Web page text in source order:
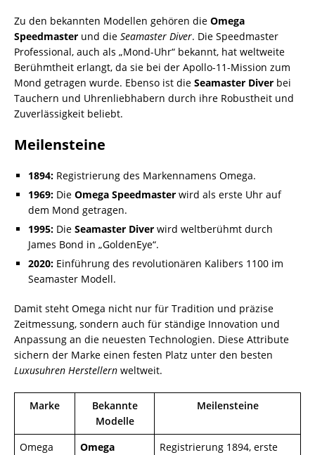
Zu den bekannten Modellen gehören die Omega
Speedmaster und die Seamaster Diver. Die Speedmaster
Professional, auch als „Mond-Uhr“ bekannt, hat weltweite
Berühmtheit erlangt, da sie bei der Apollo-11-Mission zum
Mond getragen wurde. Ebenso ist die Seamaster Diver bei
Tauchern und Uhrenliebhabern durch ihre Robustheit und
Zuverlässigkeit beliebt.
Meilensteine
1894: Registrierung des Markennamens Omega.
1969: Die Omega Speedmaster wird als erste Uhr auf
dem Mond getragen.
1995: Die Seamaster Diver wird weltberühmt durch
James Bond in „GoldenEye“.
2020: Einführung des revolutionären Kalibers 1100 im
Seamaster Modell.
Damit steht Omega nicht nur für Tradition und präzise
Zeitmessung, sondern auch für ständige Innovation und
Anpassung an die neuesten Technologien. Diese Attribute
sichern der Marke einen festen Platz unter den besten
Luxusuhren Herstellern weltweit.
Marke
Bekannte
Modelle
Meilensteine
Omega
Omega
Registrierung 1894, erste